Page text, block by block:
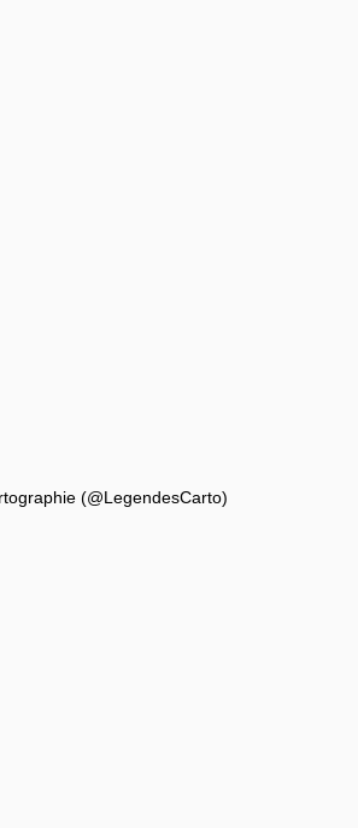
(@LegendesCarto)